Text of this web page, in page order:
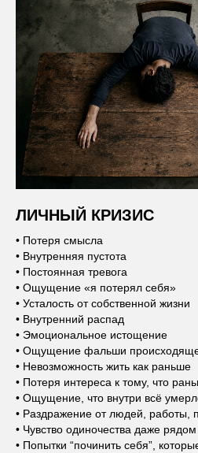
ЛИЧНЫЙ КРИЗИС
• Потеря смысла
• Внутренняя пустота
• Постоянная тревога
• Ощущение «я потерял себя»
• Усталость от собственной жизни
• Внутренний распад
• Эмоциональное истощение
• Ощущение фальши
• Невозможность жить как раньше
• Потеря интереса к тому, что
• Ощущение, что внутри всё
• Раздражение от людей, работы,
• Чувство одиночества даже
• Попытки “починить себя”,